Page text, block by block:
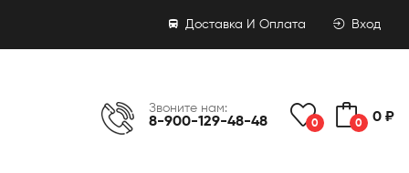
Доставка И Оплата Вход
Звоните нам:
8-900-129-48-48 0 0 0 ₽